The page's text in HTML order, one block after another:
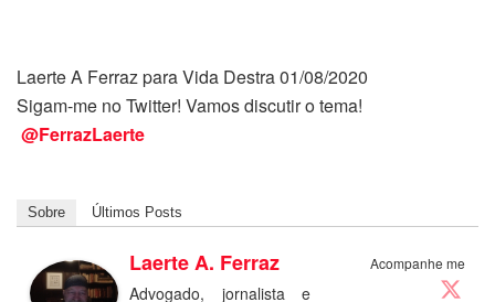
Laerte A Ferraz para Vida Destra 01/08/2020
Sigam-me no Twitter! Vamos discutir o tema!
@FerrazLaerte
Sobre Últimos Posts
Acompanhe me
Laerte A. Ferraz
Advogado, jornalista e